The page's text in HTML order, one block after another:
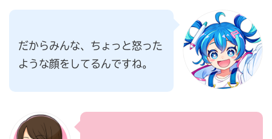
だからみんな、ちょっと怒った
ような顔をしてるんですね。